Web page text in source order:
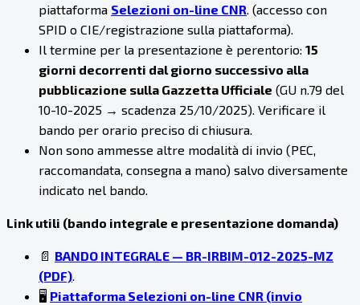
piattaforma Selezioni on-line CNR. (accesso con
SPID o CIE/registrazione sulla piattaforma).
Il termine per la presentazione è perentorio: 15
giorni decorrenti dal giorno successivo alla
pubblicazione sulla Gazzetta Ufficiale (GU n.79 del
10-10-2025 → scadenza 25/10/2025). Verificare il
bando per orario preciso di chiusura.
Non sono ammesse altre modalità di invio (PEC,
raccomandata, consegna a mano) salvo diversamente
indicato nel bando.
Link utili (bando integrale e presentazione domanda)
📄 BANDO INTEGRALE — BR-IRBIM-012-2025-MZ
(PDF).
🖥️ Piattaforma Selezioni on-line CNR (invio